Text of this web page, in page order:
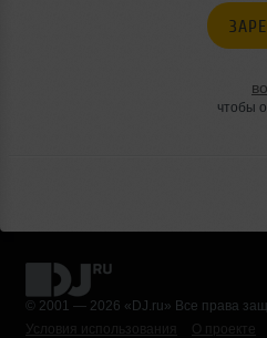
чтобы
© 2001 — 2026 «DJ.ru» Все права
Условия использования
О проекте